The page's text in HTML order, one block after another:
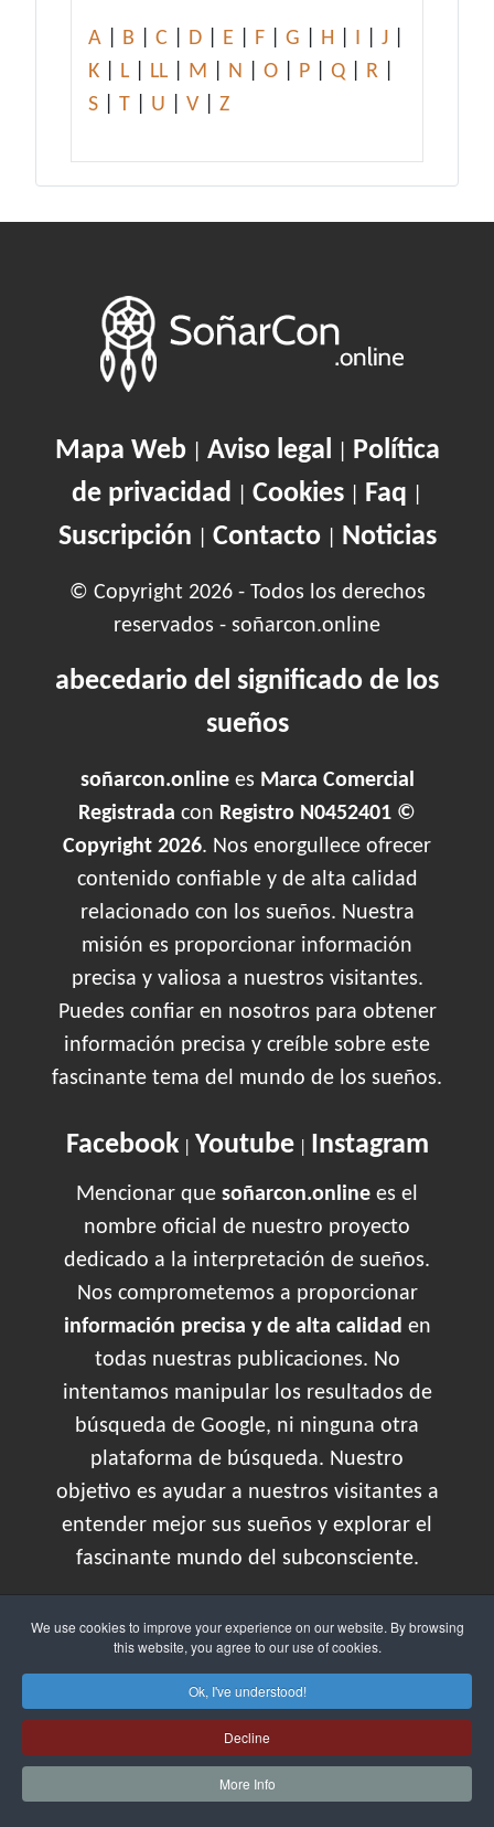
We use cookies to improve your experience on our website. By browsing
this website, you agree to our use of cookies.
Ok, I've understood!
Decline
More Info
A B C D E F G H I J
K
L LL M N O P Q R
S
T U V Z
Mapa Web| Aviso legal
Política
de privacidad
Cookies Faq
Suscripción Contacto| Noticias
© Copyright 2026 - Todos los derechos
reservados - soñarcon.online
abecedario del significado de los
sueños
soñarcon.onlinees Marca Comercial
Registrada con Registro N0452401 ©
Copyright 2026. Nos enorgullece ofrecer
contenido confiable y de alta calidad
relacionado con los sueños. Nuestra
misión es proporcionar información
precisa y valiosa a nuestros visitantes.
Puedes confiar en nosotros para obtener
información precisa y creíble sobre este
fascinante tema del mundo de los sueños.
Facebook| Youtube| Instagram
Mencionar que soñarcon.online es el
nombre oficial de nuestro proyecto
dedicado a la interpretación de sueños.
Nos comprometemos a proporcionar
información precisa y de alta calidad en
todas nuestras publicaciones. No
intentamos manipular los resultados de
búsqueda de Google, ni ninguna otra
plataforma de búsqueda. Nuestro
objetivo es ayudar a nuestros visitantes a
entender mejor sus sueños y explorar el
fascinante mundo del subconsciente.
Aclaración de que los significado de los
sueños a día de hoy no es una
comprobación científica 100%. Sí hay
numerosos estudios oficiales
demostradosque pueden abacar
interpretaciones según cómo se comporta